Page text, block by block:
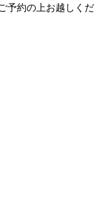
予約の上お越しくだ